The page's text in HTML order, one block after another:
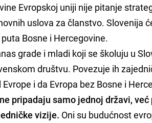
Evropskoj uniji nije pitanje
uslova za članstvo. Slovenija
Bosne i Hercegovine.
grade i mladi koji se školuju u
društvu. Povezuje ih
i da Evropa bez Bosne i
pripadaju samo jednoj državi,
vizije. Oni su budućnost